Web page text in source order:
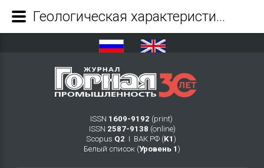
ISSN 1609-9192 (print)
ISSN 2587-9138 (online)
Scopus Q2 Ι ВАК РФ (K1 )
Белый список (Уровень 1 )
Геологическая характеристика, потенциал и генезис образования железомарганцевых руд на дне юго-западной части Южно-Китайского моря Ч. 2. Результаты исследований образцов руд дна Южно-Китайского моря - Журнал Горная промышленность